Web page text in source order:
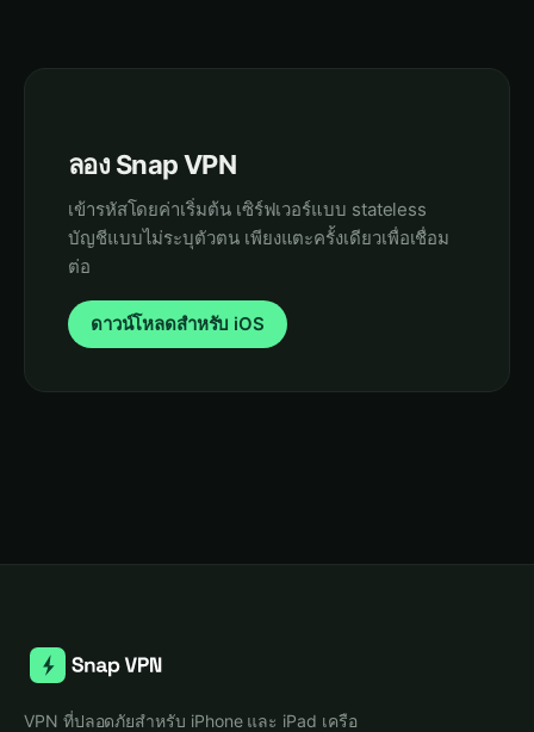
ลอง Snap VPN
เข้ารหัสโดยค่าเริ่มต้น เซิร์ฟเวอร์แบบ stateless
บัญชีแบบไม่ระบุตัวตน เพียงแตะครั้งเดียวเพื่อเชื่อม
ต่อ
ดาวน์โหลดสำหรับ iOS
VPN ที่ปลอดภัยสำหรับ iPhone และ iPad เครือ